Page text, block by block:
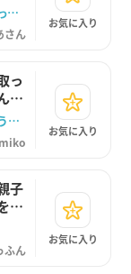
「それは誰のものかな？今誰が使ってたのかな？」
さん
お気に入り
っ
な
「おもちゃ見せてくれてありがとう！」
お気に入り
子
大
ふん
お気に入り